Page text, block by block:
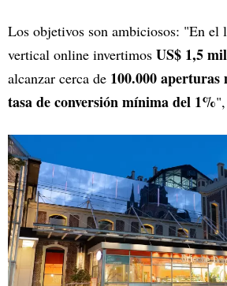
Los objetivos son ambiciosos: "En el
vertical online invertimos US$ 1,5
alcanzar cerca de 100.000 aperturas
tasa de conversión mínima del 1%